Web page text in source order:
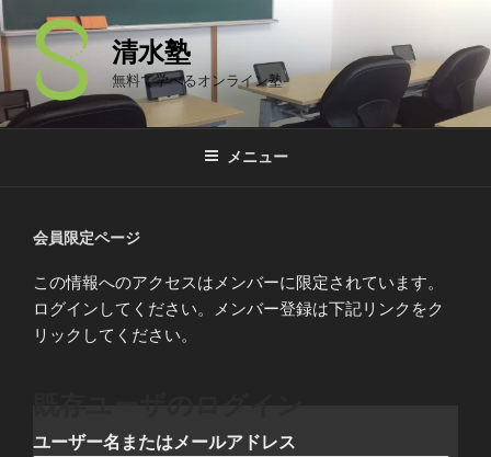
コ
ン
テ
ン
ツ
清水塾
無料で学べるオンライン塾
メニュー
会員限定ページ
この情報へのアクセスはメンバーに限定されています。
ログインしてください。メンバー登録は下記リンクをク
リックしてください。
ユーザー名またはメールアドレス